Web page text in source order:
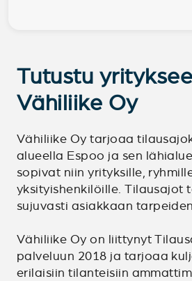
Tutustu
Vähiliike Oy
Vähiliike Oy tarjoaa
alueella Espoo ja sen
sopivat niin yrityksille,
yksityishenkilöille. Tilausajot
sujuvasti asiakkaan
Vähiliike Oy on liittynyt
palveluun 2018 ja tarjoaa
erilaisiin tilanteisiin